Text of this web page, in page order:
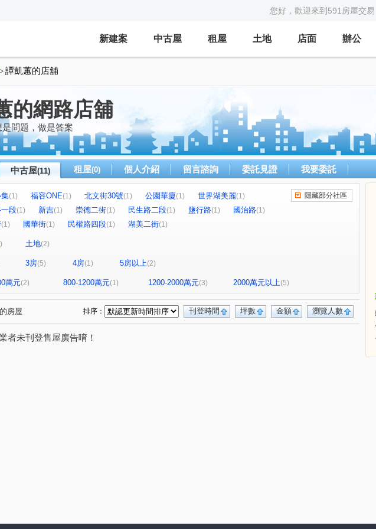
您好，歡迎來到591房屋交易
新建案 中古屋 租屋 土地 店面 辦公
> 譚凱蕙的店舖
的網路店舖
是問題，做是答案
中古屋(11) 租屋(0) 個人介紹 留言諮詢 委託見證 我要委託
(1) 福容ONE(1) 北文街30號(1) 公園華廈(1) 世界湖美麗(1)
段(1) 新吉(1) 崇德二街(1) 民生路二段(1) 鹽行路(1) 國治路(1)
(1) 國華街(1) 民權路四段(1) 湖美二街(1)
隱藏部分社區
土地(2)
3房(5) 4房(1) 5房以上(2)
萬元(2) 800-1200萬元(1) 1200-2000萬元(3) 2000萬元以上(5)
房屋 瀏覽人數
金額
坪數
刊登時間
排序：
者未刊登售屋廣告唷！